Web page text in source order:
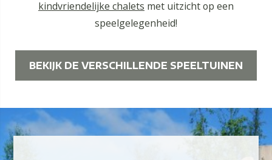
kindvriendelijke chalets met uitzicht op een
speelgelegenheid!
BEKIJK DE VERSCHILLENDE SPEELTUINEN